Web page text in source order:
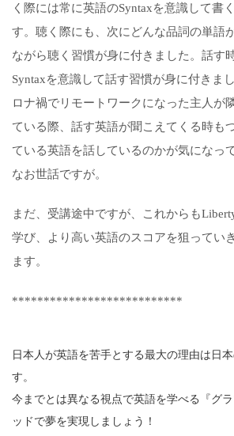
く際には常に英語のSyntaxを意識して書
す。聴く際にも、次にどんな品詞の単語
ながら聴く習慣が身に付きました。話す
Syntaxを意識して話す習慣が身に付きま
ロナ禍でリモートワークになった主人が
ている際、話す英語が聞こえてくる時も
ている英語を話しているのかが気になっ
なお世話ですが。
まだ、受講途中ですが、これからも
学び、より高い英語のスコアを狙ってい
ます。
***************************
日本人が英語を苦手とする最大の理由は日
す。
今までとは異なる視点で英語を学べる『グ
ッドで夢を実現しましょう！